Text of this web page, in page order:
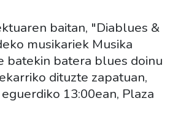
baitan, "Diablues &
musikariek Musika
batekin batera blues doinu
dituzte zapatuan,
13:00ean, Plaza